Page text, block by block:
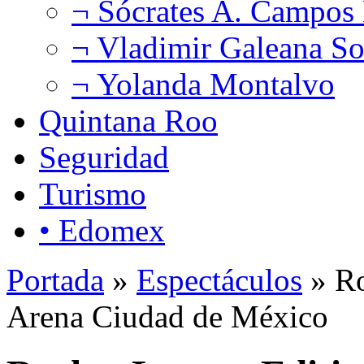
¬ Sócrates A.
¬ Vladimir Galeana
¬ Yolanda Montalvo
Quintana Roo
Seguridad
Turismo
• Edomex
Portada » Espectáculos »
Arena Ciudad de México